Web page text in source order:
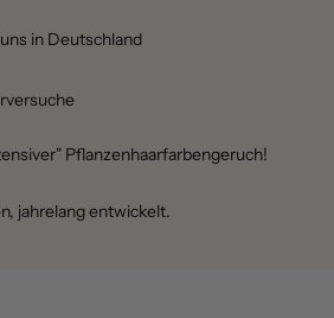
in Deutschland
Pflanzenhaarfarbengeruch!
jahrelang entwickelt.